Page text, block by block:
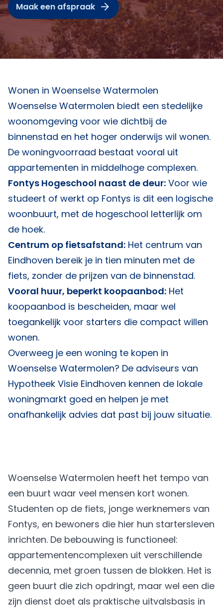
Maak een afspraak
Wonen in Woenselse Watermolen
Woenselse Watermolen biedt een stedelijke
woonomgeving voor wie dichtbij de
binnenstad en het hoger onderwijs wil wonen.
De woningvoorraad bestaat vooral uit
appartementen in middelhoge complexen.
Fontys Hogeschool naast de deur: Voor wie
studeert of werkt op Fontys is dit een logische
woonbuurt, met de hogeschool letterlijk om
de hoek.
Centrum op fietsafstand: Het centrum van
Eindhoven bereik je in tien minuten met de
fiets, zonder de prijzen van de binnenstad.
Vooral huur, beperkt koopaanbod: Het
koopaanbod is bescheiden, maar wel
toegankelijk voor starters die compact willen
wonen.
Overweeg je een woning te kopen in
Woenselse Watermolen? De adviseurs van
Hypotheek Visie Eindhoven kennen de lokale
woningmarkt goed en helpen je met
onafhankelijk advies dat past bij jouw situatie.
Woenselse Watermolen heeft het tempo van
een buurt waar veel mensen kort wonen.
Studenten op de fiets, jonge werknemers van
Fontys, en bewoners die hier hun startersleven
inrichten. De bebouwing is functioneel:
appartementencomplexen uit verschillende
decennia, met groen tussen de blokken. Het is
geen buurt die zich opdringt, maar wel een die
zijn dienst doet als praktische uitvalsbasis in